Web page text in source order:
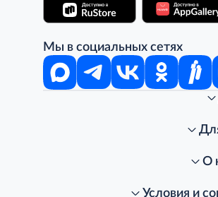
Мы в социальных сетях
Стань клиентом METRO
Подарочные карты.
Для магазинов
О
Условия и